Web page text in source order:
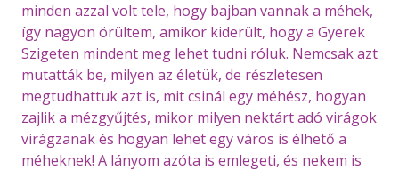
minden azzal volt tele, hogy bajban vannak a méhek,
így nagyon örültem, amikor kiderült, hogy a Gyerek
Szigeten mindent meg lehet tudni róluk. Nemcsak azt
mutatták be, milyen az életük, de részletesen
megtudhattuk azt is, mit csinál egy méhész, hogyan
zajlik a mézgyűjtés, mikor milyen nektárt adó virágok
virágzanak és hogyan lehet egy város is élhető a
méheknek! A lányom azóta is emlegeti, és nekem is